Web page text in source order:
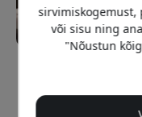
[BLOGI - May 29,
iPadi ümbrised
valida kooliks
sirvimiskogemust,
või sisu ning
"Nõustun